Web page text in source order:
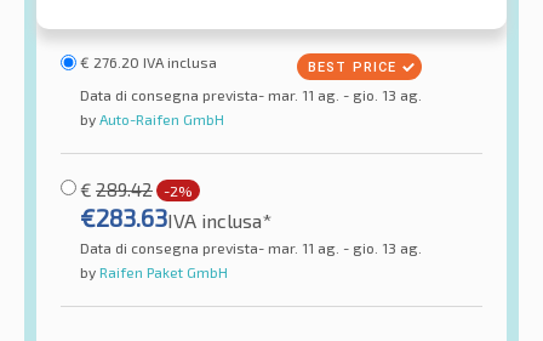
€ 276.20 IVA inclusa
Data di consegna prevista- mar. 11 ag. - gio. 13 ag.
by Auto-Raifen GmbH
€ 289.42 -2%
€283.63IVA inclusa*
Data di consegna prevista- mar. 11 ag. - gio. 13 ag.
by Raifen Paket GmbH